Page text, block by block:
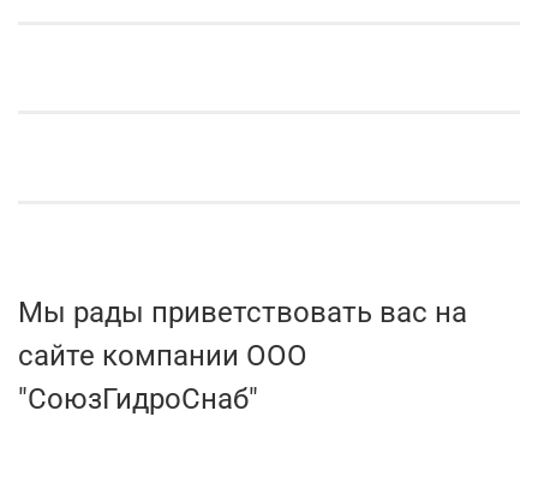
Мы рады приветствовать вас на
сайте компании ООО
"СоюзГидроСнаб"